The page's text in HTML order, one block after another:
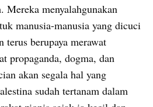
Mereka menyalahgunakan
manusia-manusia yang dicuci
terus berupaya merawat
propaganda, dogma, dan
akan segala hal yang
sudah tertanam dalam